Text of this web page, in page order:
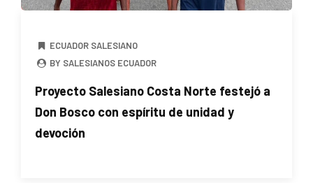
ECUADOR SALESIANO
BY SALESIANOS ECUADOR
Proyecto Salesiano Costa Norte festejó a
Don Bosco con espíritu de unidad y
devoción